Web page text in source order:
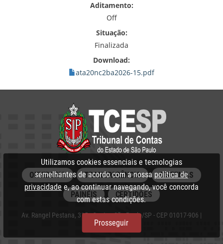
Aditamento:
Off
Situação:
Finalizada
Download:
ata20nc2ba2026-15.pdf
OUVIDORIA TRANSPARÊNCIA SISTEMAS
PAINÉIS CERTIDÕES
Av. Rangel Pestana, 315 - Centro, São Paulo/SP - CEP 01017-906 |
PABX: 3292‑3266
Utilizamos cookies essenciais e tecnologias
semelhantes de acordo com a nossa política de
privacidade e, ao continuar navegando, você concorda
com estas condições.
Prosseguir